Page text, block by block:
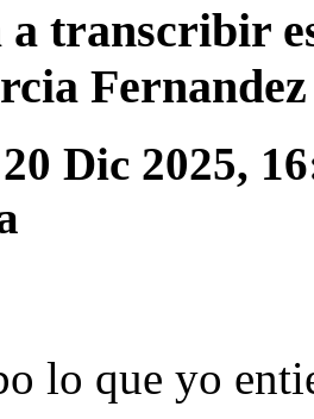
a transcribir
Fernandez
20 Dic 2025,
lo que yo